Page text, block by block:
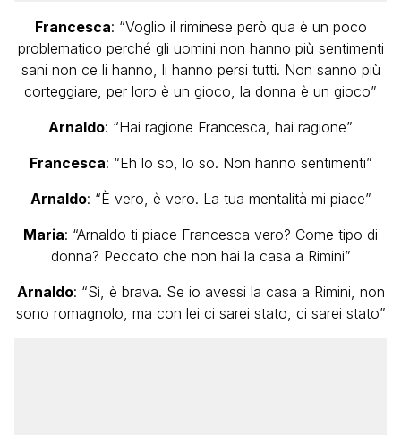
Francesca: “Voglio il riminese però qua è un poco
problematico perché gli uomini non hanno più sentimenti
sani non ce li hanno, li hanno persi tutti. Non sanno più
corteggiare, per loro è un gioco, la donna è un gioco”
Arnaldo: “Hai ragione Francesca, hai ragione”
Francesca: “Eh lo so, lo so. Non hanno sentimenti”
Arnaldo: “È vero, è vero. La tua mentalità mi piace”
Maria: “Arnaldo ti piace Francesca vero? Come tipo di
donna? Peccato che non hai la casa a Rimini”
Arnaldo: “Sì, è brava. Se io avessi la casa a Rimini, non
sono romagnolo, ma con lei ci sarei stato, ci sarei stato”